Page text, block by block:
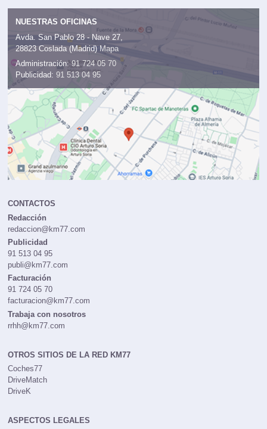
NUESTRAS OFICINAS
Avda. San Pablo 28 - Nave 27,
28823 Coslada (Madrid) Mapa
Administración: 91 724 05 70
Publicidad: 91 513 04 95
CONTACTOS
Redacción
redaccion@km77.com
Publicidad
91 513 04 95
publi@km77.com
Facturación
91 724 05 70
facturacion@km77.com
Trabaja con nosotros
rrhh@km77.com
OTROS SITIOS DE LA RED KM77
Coches77
DriveMatch
DriveK
ASPECTOS LEGALES